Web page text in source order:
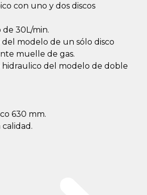
con uno y dos discos
30L/min.
modelo de un sólo disco
muelle de gas.
hidraulico del modelo de doble
630 mm.